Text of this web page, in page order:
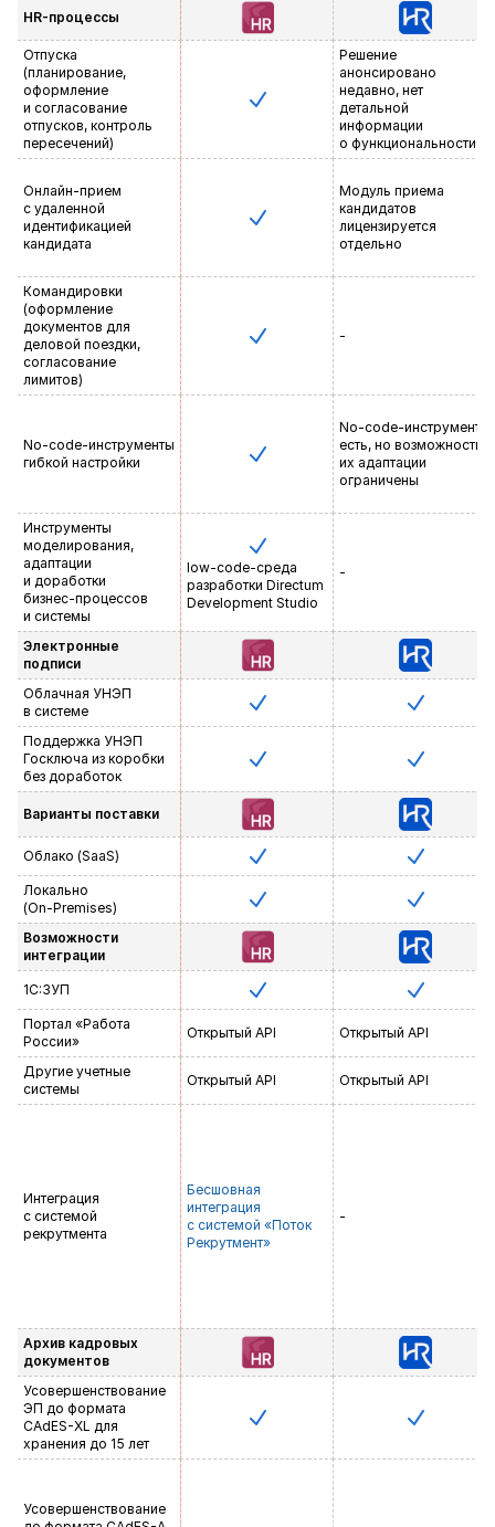
HR-процессы
Отпуска
(планирование,
оформление
и согласование
отпусков, контроль
пересечений)
Решение
анонсировано
недавно, нет
детальной
информации
о функциональности
Онлайн-прием
с удаленной
идентификацией
кандидата
Модуль приема
кандидатов
лицензируется
отдельно
Командировки
(оформление
документов для
деловой поездки,
согласование
лимитов)
-
No-code-инструменты
гибкой настройки
No-code-инструменты
есть, но возможности
их адаптации
ограничены
Инструменты
моделирования,
адаптации
и доработки
бизнес-процессов
и системы
low-code-среда
разработки Directum
Development Studio
-
Электронные
подписи
Облачная УНЭП
в системе
Поддержка УНЭП
Госключа из коробки
без доработок
Варианты поставки
Облако (SaaS)
Локально
(On-Premises)
Возможности
интеграции
1С:ЗУП
Портал «Работа
России»
Открытый API Открытый API
Другие учетные
системы
Открытый API Открытый API
Интеграция
с системой
рекрутмента
Бесшовная
интеграция
с системой «Поток
Рекрутмент»
-
Архив кадровых
документов
Усовершенствование
ЭП до формата
CAdES-XL для
хранения до 15 лет
Усовершенствование